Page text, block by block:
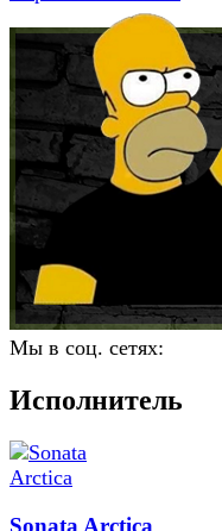
Мы в соц. сетях:
Исполнитель
Sonata Arctica